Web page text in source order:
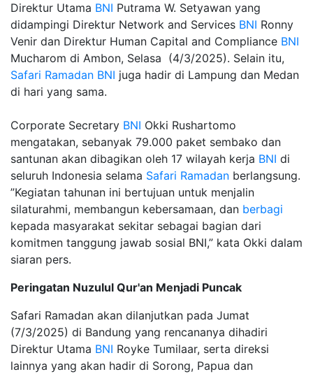
Direktur Utama BNI Putrama W. Setyawan yang
didampingi Direktur Network and Services BNI Ronny
Venir dan Direktur Human Capital and Compliance BNI
Mucharom di Ambon, Selasa (4/3/2025). Selain itu,
Safari Ramadan BNI juga hadir di Lampung dan Medan
di hari yang sama.
Corporate Secretary BNI Okki Rushartomo
mengatakan, sebanyak 79.000 paket sembako dan
santunan akan dibagikan oleh 17 wilayah kerja BNI di
seluruh Indonesia selama Safari Ramadan berlangsung.
”Kegiatan tahunan ini bertujuan untuk menjalin
silaturahmi, membangun kebersamaan, dan berbagi
kepada masyarakat sekitar sebagai bagian dari
komitmen tanggung jawab sosial BNI,” kata Okki dalam
siaran pers.
Peringatan Nuzulul Qur'an Menjadi Puncak
Safari Ramadan akan dilanjutkan pada Jumat
(7/3/2025) di Bandung yang rencananya dihadiri
Direktur Utama BNI Royke Tumilaar, serta direksi
lainnya yang akan hadir di Sorong, Papua dan